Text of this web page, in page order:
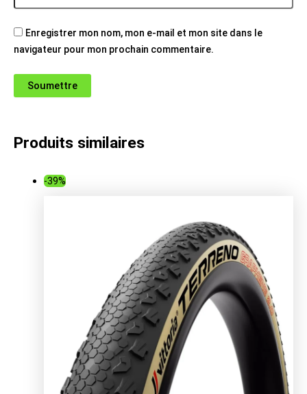
Enregistrer mon nom, mon e-mail et mon site dans le
navigateur pour mon prochain commentaire.
Produits similaires
-39%